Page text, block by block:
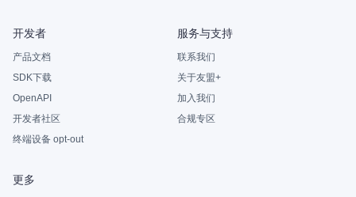
开发者
产品文档
SDK下载
OpenAPI
开发者社区
终端设备 opt-out
服务与支持
联系我们
关于友盟+
加入我们
合规专区
更多